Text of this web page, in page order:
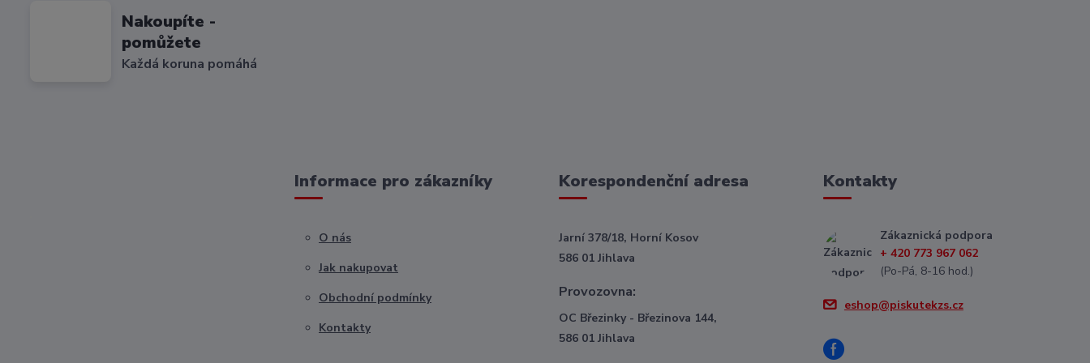
Nakoupíte -
pomůžete
Každá koruna pomáhá
Informace pro zákazníky
O nás
Jak nakupovat
Obchodní podmínky
Kontakty
Korespondenční adresa
Jarní 378/18, Horní Kosov
586 01 Jihlava
Provozovna:
OC Březinky - Březinova 144,
586 01 Jihlava
Kontakty
Zákaznická podpora
+ 420 773 967 062
(Po-Pá, 8-16 hod.)
eshop@piskutekzs.cz